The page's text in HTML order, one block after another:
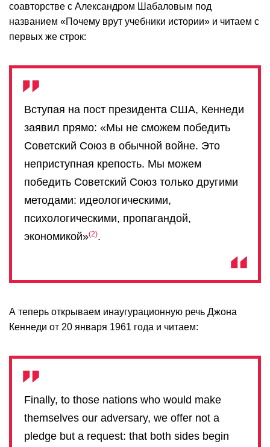
соавторстве с Александром Шабаловым под
названием «Почему врут учебники истории» и читаем с
первых же строк:
Вступая на пост президента США, Кеннеди
заявил прямо: «Мы не сможем победить
Советский Союз в обычной войне. Это
неприступная крепость. Мы можем
победить Советский Союз только другими
методами: идеологическими,
психологическими, пропагандой,
экономикой» 2 .
А теперь открываем инаугурационную речь Джона
Кеннеди от 20 января 1961 года и читаем:
Finally, to those nations who would make
themselves our adversary, we offer not a
pledge but a request: that both sides begin